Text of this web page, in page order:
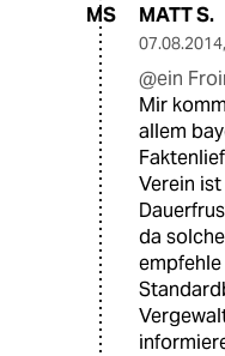
MS MATT S.
07.08.2014,
@ein
Mir
allem
Verein
da